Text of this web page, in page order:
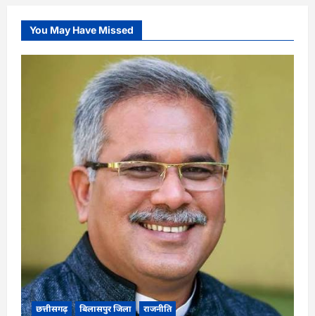
You May Have Missed
छत्तीसगढ़ बिलासपुर जिला राजनीति